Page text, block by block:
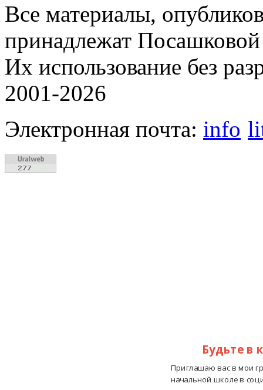
Все материалы,
принадлежат
Их использование без
2001-2026
Электронная почта: info
Будьте в
Приглашаю вас в мои
начальной школе в